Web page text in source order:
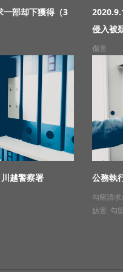
部却下獲得（3
侵入被
傷害
越警察署 公務執
勾留請求
妨害 勾